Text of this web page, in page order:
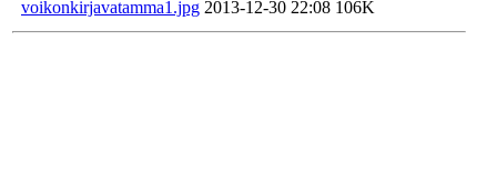
voikonkirjavatamma1.jpg 2013-12-30 22:08 106K